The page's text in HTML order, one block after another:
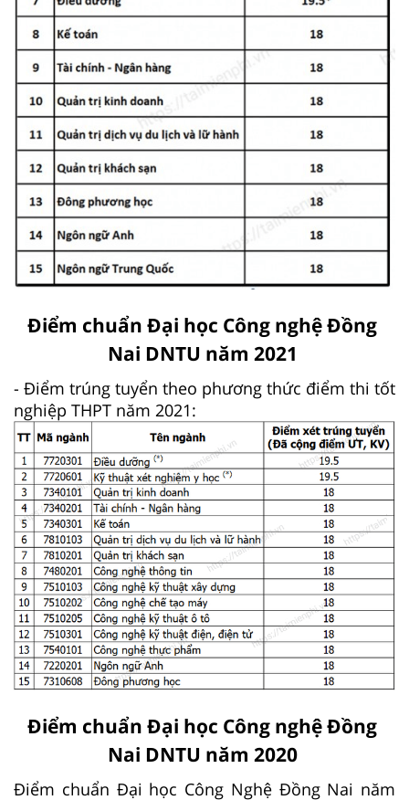
Điểm chuẩn Đại học Công nghệ Đồng
Nai DNTU năm 2021
- Điểm trúng tuyển theo phương thức điểm thi tốt
nghiệp THPT năm 2021:
Điểm chuẩn Đại học Công nghệ Đồng
Nai DNTU năm 2020
Điểm chuẩn Đại học Công Nghệ Đồng Nai năm